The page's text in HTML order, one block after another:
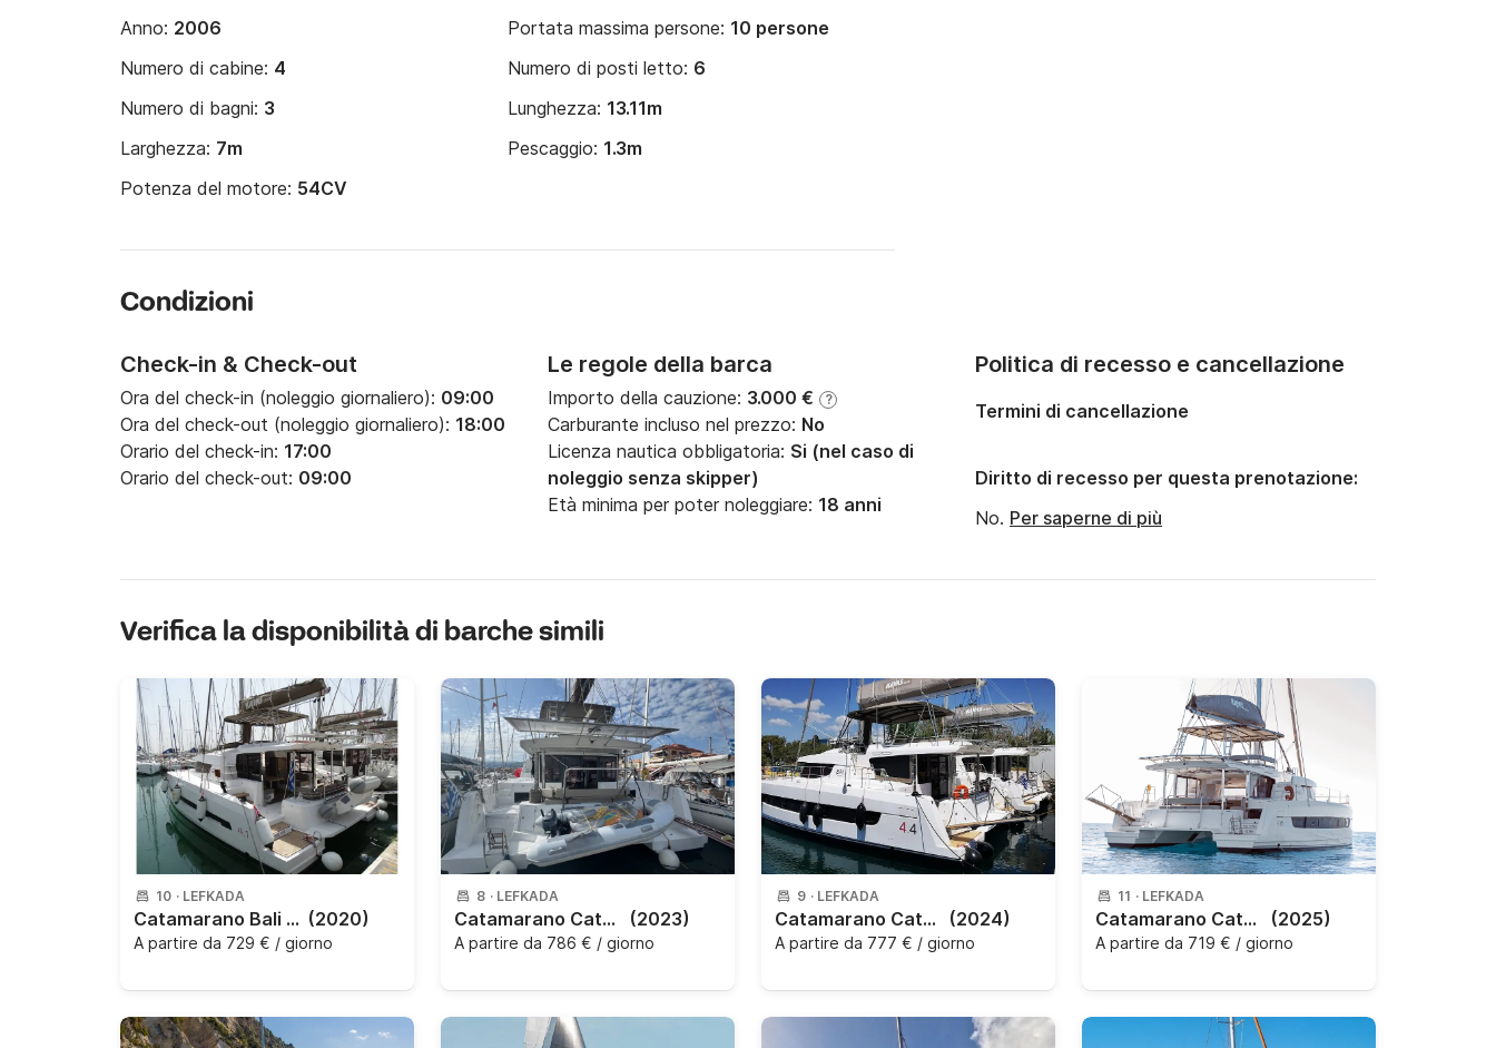
Anno: 2006 Portata massima persone: 10 persone
Numero di cabine: 4 Numero di posti letto: 6
Numero di bagni: 3 Lunghezza: 13.11m
Larghezza: 7m Pescaggio: 1.3m
Potenza del motore: 54CV
Condizioni
Check-in & Check-out
Ora del check-in (noleggio giornaliero): 09:00
Ora del check-out (noleggio giornaliero): 18:00
Orario del check-in: 17:00
Orario del check-out: 09:00
Le regole della barca
Importo della cauzione: 3.000 € ?
Carburante incluso nel prezzo: No
Licenza nautica obbligatoria: Si (nel caso di
noleggio senza skipper)
Età minima per poter noleggiare: 18 anni
Politica di recesso e cancellazione
Termini di cancellazione
Diritto di recesso per questa prenotazione:
No. Per saperne di più
Verifica la disponibilità di barche simili
10 · LEFKADA
Catamarano Bali - Catana Bali 4.1 12.37m (2020)
A partire da 729 € / giorno
8 · LEFKADA
Catamarano Catana Group Bali 4.4 - 4 + 2 cab. 13.5m (2023)
A partire da 786 € / giorno
9 · LEFKADA
Catamarano Catana Group Bali 4.4 - 4 + 1 cab. 13m (2024)
A partire da 777 € / giorno
11 · LEFKADA
Catamarano Catana Group Bali 4.6 - 5 + 1 cab. 14m (2025)
A partire da 719 € / giorno